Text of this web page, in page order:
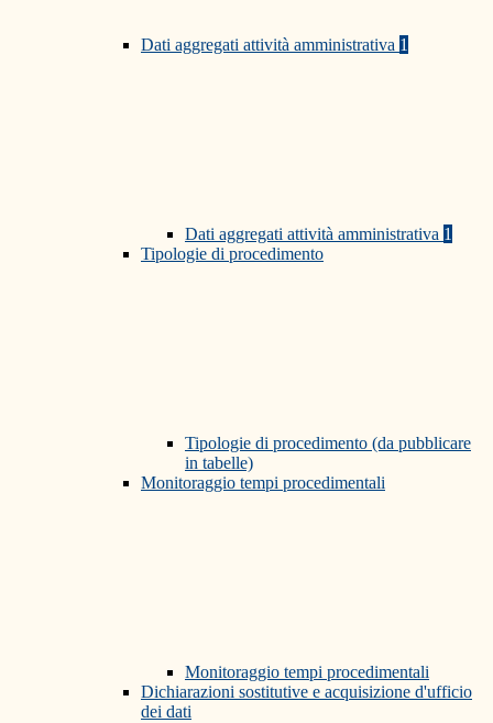
Dati aggregati attività amministrativa 1
Dati aggregati attività amministrativa 1
Tipologie di procedimento
Tipologie di procedimento (da pubblicare
in tabelle)
Monitoraggio tempi procedimentali
Monitoraggio tempi procedimentali
Dichiarazioni sostitutive e acquisizione d'ufficio
dei dati